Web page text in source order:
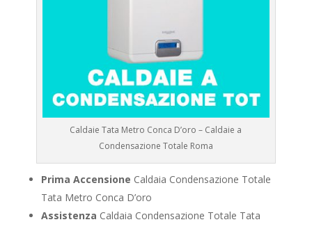
Caldaie Tata Metro Conca D’oro – Caldaie a
Condensazione Totale Roma
Prima Accensione Caldaia Condensazione Totale
Tata Metro Conca D’oro
Assistenza Caldaia Condensazione Totale Tata